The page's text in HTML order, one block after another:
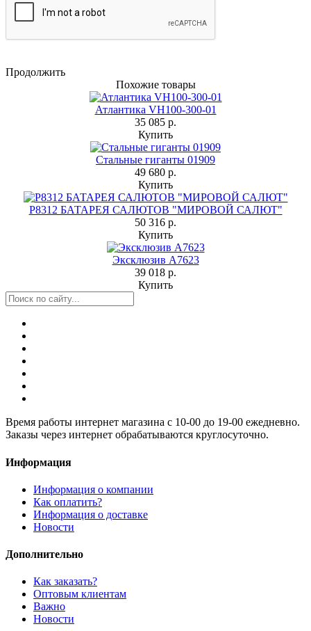
Продолжить
Похожие товары
Атлантика VH100-300-01
35 085 р.
Купить
Стальные гиганты 01909
49 680 р.
Купить
Р8312 БАТАРЕЯ САЛЮТОВ "МИРОВОЙ САЛЮТ"
50 316 р.
Купить
Эксклюзив А7623
39 018 р.
Купить
Время работы интернет магазина с 10-00 до 19-00 ежедневно.
Заказы через интернет обрабатываются круглосуточно.
Информация
Информация о компании
Как оплатить?
Информация о доставке
Новости
Дополнительно
Как заказать?
Оптовым клиентам
Важно
Новости